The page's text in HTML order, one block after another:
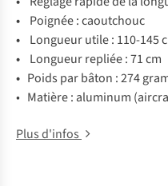
• Poignée : caoutchouc
• Longueur utile : 110-145
• Longueur repliée :71 cm
• Poids par bâton : 274
• Matière : aluminum
Plus d'infos